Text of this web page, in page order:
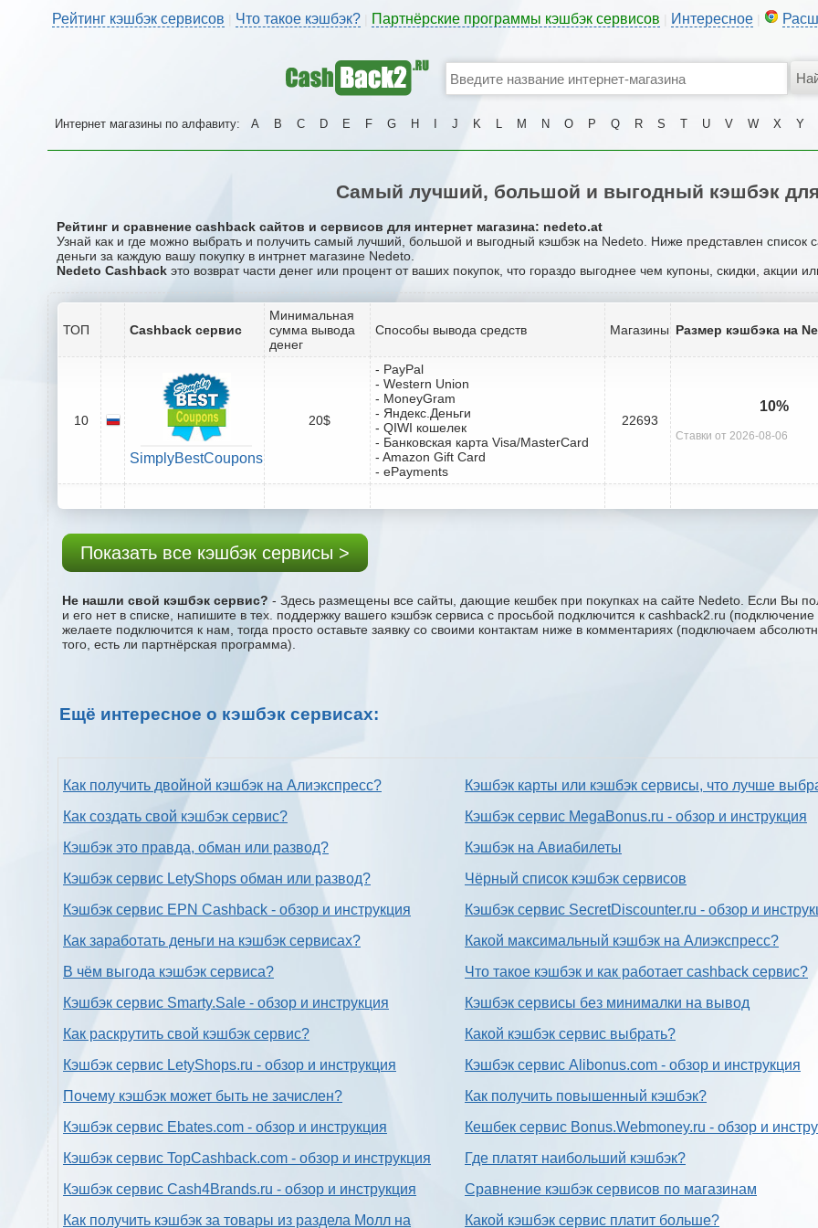
Рейтинг кэшбэк сервисов Что такое кэшбэк? Партнёрские программы кэшбэк сервисов Интересное
Интернет магазины по алфавиту: A B C D E F G H J K L M N O P Q R S T U V W X Y
Самый лучший, большой и выгодный кэшбэк
Рейтинг и сравнение cashback сайтов и сервисов для интернет магазина: nedeto.at
Узнай как и где можно выбрать и получить самый лучший, большой и выгодный кэшбэк на Nedeto. Ниже представлен список
деньги за каждую вашу покупку в интрнет магазине Nedeto.
Nedeto Cashback это возврат части денег или процент от ваших покупок, что гораздо выгоднее чем купоны, скидки, акции
ТОП Cashback сервис
Минимальная
сумма вывода
денег
Способы вывода средств Магазины Размер кэшбэка на
10
SimplyBestCoupons
20$
- PayPal
- Western Union
- MoneyGram
- Яндекс.Деньги
- QIWI кошелек
- Банковская карта Visa/MasterCard
- Amazon Gift Card
- ePayments
22693
10%
Ставки от 2026-08-06
Показать все кэшбэк сервисы >
Не нашли свой кэшбэк сервис? - Здесь размещены все сайты, дающие кешбек при покупках на сайте Nedeto. Если Вы
и его нет в списке, напишите в тех. поддержку вашего кэшбэк сервиса с проcьбой подключится к cashback2.ru
желаете подключится к нам, тогда просто оставьте заявку со своими контактам ниже в комментариях (подключаем
того, есть ли партнёрская программа).
Ещё интересное о кэшбэк сервисах:
Как получить двойной кэшбэк на Алиэкспресс?
Как создать свой кэшбэк сервис?
Кэшбэк это правда, обман или развод?
Кэшбэк сервис LetyShops обман или развод?
Кэшбэк сервис EPN Cashback - обзор и инструкция
Как заработать деньги на кэшбэк сервисах?
В чём выгода кэшбэк сервиса?
Кэшбэк сервис Smarty.Sale - обзор и инструкция
Как раскрутить свой кэшбэк сервис?
Кэшбэк сервис LetyShops.ru - обзор и инструкция
Почему кэшбэк может быть не зачислен?
Кэшбэк сервис Ebates.com - обзор и инструкция
Кэшбэк сервис TopCashback.com - обзор и инструкция
Кэшбэк сервис Cash4Brands.ru - обзор и инструкция
Как получить кэшбэк за товары из раздела Молл на
Кэшбэк карты или кэшбэк сервисы, что лучше
Кэшбэк сервис MegaBonus.ru - обзор и инструкция
Кэшбэк на Авиабилеты
Чёрный список кэшбэк сервисов
Кэшбэк сервис SecretDiscounter.ru - обзор и
Какой максимальный кэшбэк на Алиэкспресс?
Что такое кэшбэк и как работает cashback сервис?
Кэшбэк сервисы без минималки на вывод
Какой кэшбэк сервис выбрать?
Кэшбэк сервис Alibonus.com - обзор и инструкция
Как получить повышенный кэшбэк?
Кешбек сервис Bonus.Webmoney.ru - обзор и
Где платят наибольший кэшбэк?
Сравнение кэшбэк сервисов по магазинам
Какой кэшбэк сервис платит больше?